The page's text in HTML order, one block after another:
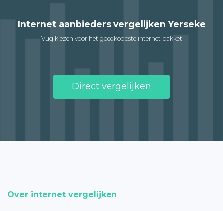
Internet aanbieders vergelijken Yerseke
Vug kiezen voor het goedkoopste internet pakket
Direct vergelijken
Over internet vergelijken